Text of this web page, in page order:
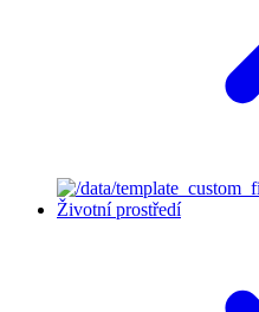
Životní prostředí